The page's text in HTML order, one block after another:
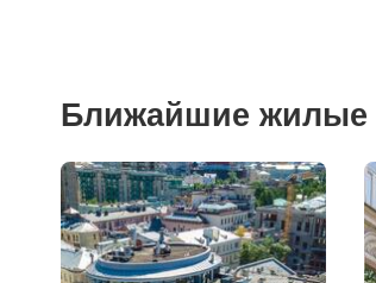
Ближайшие жилые